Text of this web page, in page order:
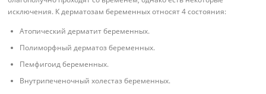
исключения. К дерматозам беременных относят 4 состояния:
Атопический дерматит беременных.
Полиморфный дерматоз беременных.
Пемфигоид беременных.
Внутрипеченочный холестаз беременных.